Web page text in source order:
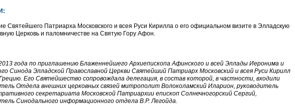
Святейшего Патриарха Московского и всея Руси Кирилла о его официальном визите в Элладскую
Церковь и паломничестве на Святую Гору Афон.
года по приглашению Блаженнейшего Архиепископа Афинского и всей Эллады Иеронима и
Синода Элладской Православной Церкви Святейший Патриарх Московский и всея Руси Кирилл
Его Святейшество сопровождала делегация, в состав которой, в частности, входили
Отдела внешних церковных связей митрополит Волоколамский Иларион, руководитель
секретариата Московской Патриархии епископ Солнечногорский Сергий,
Синодального информационного отдела В.Р. Легойда.